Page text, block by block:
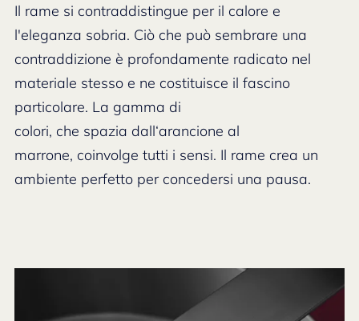
Il rame si contraddistingue per il calore e
l'eleganza sobria. Ciò che può sembrare una
contraddizione è profondamente radicato nel
materiale stesso e ne costituisce il fascino
particolare. La gamma di
colori, che spazia dall‘arancione al
marrone, coinvolge tutti i sensi. Il rame crea un
ambiente perfetto per concedersi una pausa.